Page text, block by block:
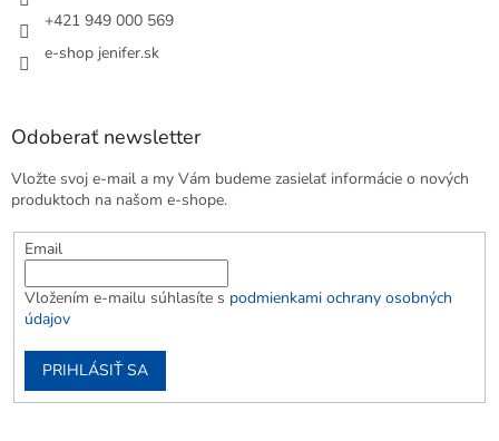
+421 949 000 569
e-shop jenifer.sk
Odoberať newsletter
Vložte svoj e-mail a my Vám budeme zasielať informácie o nových
produktoch na našom e-shope.
Email
Vložením e-mailu súhlasíte s podmienkami ochrany osobných
údajov
PRIHLÁSIŤ SA